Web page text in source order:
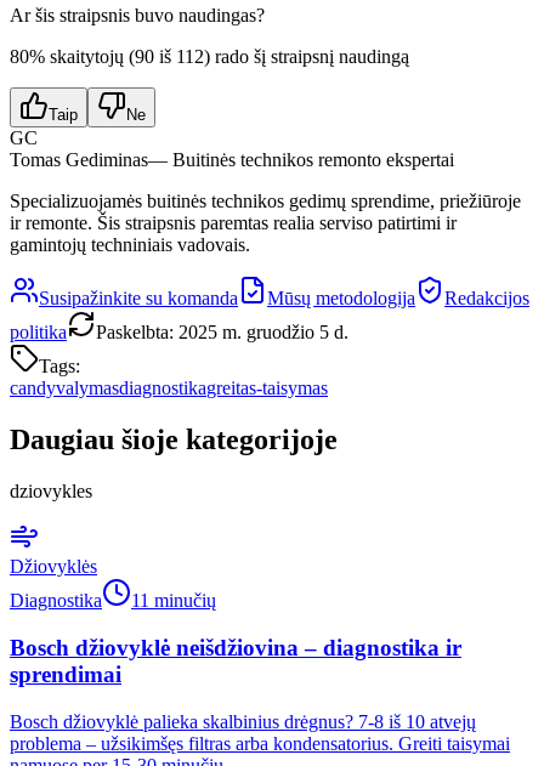
Ar šis straipsnis buvo naudingas?
80% skaitytojų (90 iš 112) rado šį straipsnį naudingą
Taip Ne
GC
Tomas Gediminas— Buitinės technikos remonto ekspertai
Specializuojamės buitinės technikos gedimų sprendime, priežiūroje
ir remonte. Šis straipsnis paremtas realia serviso patirtimi ir
gamintojų techniniais vadovais.
Susipažinkite su komanda Mūsų metodologija
Redakcijos
politika
Paskelbta: 2025 m. gruodžio 5 d.
Tags:
candyvalymasdiagnostikagreitas-taisymas
Daugiau šioje kategorijoje
dziovykles
Džiovyklės
Diagnostika
11 minučių
Bosch džiovyklė neišdžiovina – diagnostika ir
sprendimai
Bosch džiovyklė palieka skalbinius drėgnus? 7-8 iš 10 atvejų
problema – užsikimšęs filtras arba kondensatorius. Greiti taisymai